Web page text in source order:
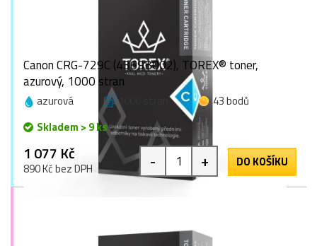
Canon CRG-729C (4369B002), TOREX® toner,
azurový, 1000 stran
azurová 1000 stran
43 bodů
Skladem > 9 ks
1 077 Kč
890 Kč bez DPH - + DO KOŠÍKU